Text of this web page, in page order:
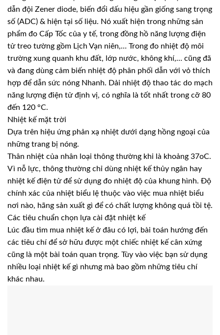
dẫn đội Zener diode, biến đổi dấu hiệu gần giống sang trọng
số (ADC) & hiện tại số liệu. Nó xuất hiện trong những sản
phẩm đo Cấp Tốc của y tế, trong đồng hồ năng lượng điện
tử treo tường gồm Lịch Vạn niên,… Trong đo nhiệt độ môi
trường xung quanh khu đất, lớp nước, không khí,… cũng đã
và đang dùng cảm biến nhiệt độ phân phối dẫn với vỏ thích
hợp để dẫn sức nóng Nhanh. Dải nhiệt độ thao tác do mạch
năng lượng điện tử định vị, có nghĩa là tốt nhất trong cỡ 80
đến 120 °C.
Nhiệt kế mặt trời
Dựa trên hiệu ứng phản xạ nhiệt dưới dạng hồng ngoại của
những trang bị nóng.
Thân nhiệt của nhân loại thông thường khi là khoảng 37oC.
Vì nỗ lực, thông thường chỉ dùng nhiệt kế thủy ngân hay
nhiệt kế điện tử để sử dụng đo nhiệt độ của khung hình. Độ
chính xác của nhiệt biểu lệ thuộc vào việc mua nhiệt biểu
nơi nào, hãng sản xuất gì để có chất lượng không quá tồi tệ.
Các tiêu chuẩn chọn lựa cài đặt nhiệt kế
Lúc đầu tìm mua nhiệt kế ở đâu có lợi, bài toán hướng đến
các tiêu chí để sở hữu được một chiếc nhiệt kế cân xứng
cũng là một bài toán quan trọng. Tùy vào việc bạn sử dụng
nhiều loại nhiệt kế gì nhưng mà bao gồm những tiêu chí
khác nhau.